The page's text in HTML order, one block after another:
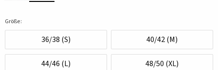
Größe:
36/38 (S) 40/42 (M)
44/46 (L) 48/50 (XL)